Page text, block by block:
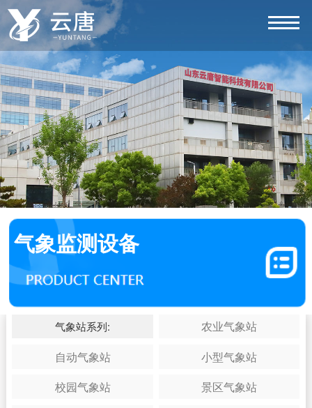
气象监测设备
气象站系列:
农业气象站
自动气象站
小型气象站
校园气象站
景区气象站